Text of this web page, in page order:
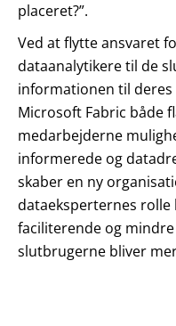
placeret?”.
Ved at flytte ansvaret
dataanalytikere til de
informationen til
Microsoft Fabric både
medarbejderne
informerede og
skaber en ny
dataeksperternes rolle
faciliterende og
slutbrugerne bliver